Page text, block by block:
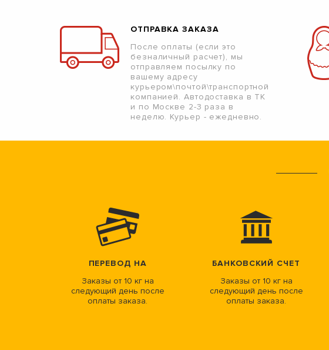
ОТПРАВКА ЗАКАЗА
После оплаты (если это
безналичный расчет), мы
отправляем посылку по
вашему адресу
курьером\почтой\транспортной
компанией. Автодоставка в ТК
и по Москве 2-3 раза в
неделю. Курьер - ежедневно.
ПЕРЕВОД НА
Заказы от 10 кг на
следующий день после
оплаты заказа.
БАНКОВСКИЙ СЧЕТ
Заказы от 10 кг на
следующий день после
оплаты заказа.